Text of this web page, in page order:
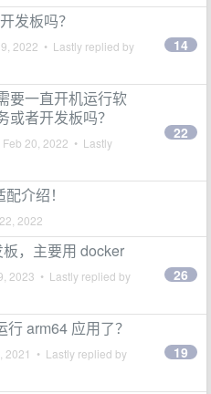
发板吗？
2022 • Lastly replied by 14
要一直开机运行软
者开发板吗？
Feb 20, 2022 • Lastly
22
介绍！
2022
，主要用 docker
2023 • Lastly replied by 26
arm64 应用了？
2021 • Lastly replied by 19